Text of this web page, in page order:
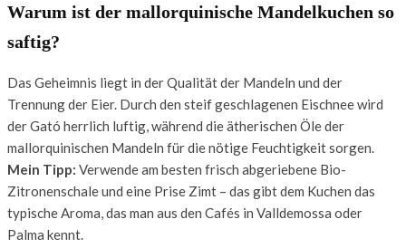
Warum ist der mallorquinische Mandelkuchen so
saftig?
Das Geheimnis liegt in der Qualität der Mandeln und der
Trennung der Eier. Durch den steif geschlagenen Eischnee wird
der Gató herrlich luftig, während die ätherischen Öle der
mallorquinischen Mandeln für die nötige Feuchtigkeit sorgen.
Mein Tipp: Verwende am besten frisch abgeriebene Bio-
Zitronenschale und eine Prise Zimt – das gibt dem Kuchen das
typische Aroma, das man aus den Cafés in Valldemossa oder
Palma kennt.